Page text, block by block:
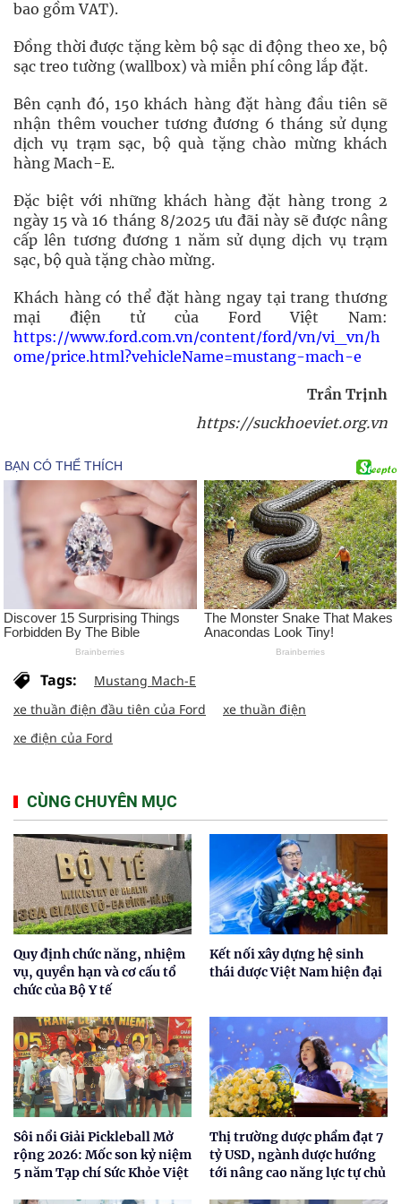
bao gồm VAT).
Đồng thời được tặng kèm bộ sạc di động theo xe, bộ
sạc treo tường (wallbox) và miễn phí công lắp đặt.
Bên cạnh đó, 150 khách hàng đặt hàng đầu tiên sẽ
nhận thêm voucher tương đương 6 tháng sử dụng
dịch vụ trạm sạc, bộ quà tặng chào mừng khách
hàng Mach-E.
Đặc biệt với những khách hàng đặt hàng trong 2
ngày 15 và 16 tháng 8/2025 ưu đãi này sẽ được nâng
cấp lên tương đương 1 năm sử dụng dịch vụ trạm
sạc, bộ quà tặng chào mừng.
Khách hàng có thể đặt hàng ngay tại trang thương
mại điện tử của Ford Việt Nam:
https://www.ford.com.vn/content/ford/vn/vi_vn/h
ome/price.html?vehicleName=mustang-mach-e
Trần Trịnh
https://suckhoeviet.org.vn
Tags:
Mustang Mach-E
xe thuần điện đầu tiên của Ford
xe thuần điện
xe điện của Ford
CÙNG CHUYÊN MỤC
Quy định chức năng, nhiệm
vụ, quyền hạn và cơ cấu tổ
chức của Bộ Y tế
Kết nối xây dựng hệ sinh
thái dược Việt Nam hiện đại
Sôi nổi Giải Pickleball Mở
rộng 2026: Mốc son kỷ niệm
5 năm Tạp chí Sức Khỏe Việt
Thị trường dược phẩm đạt 7
tỷ USD, ngành dược hướng
tới nâng cao năng lực tự chủ